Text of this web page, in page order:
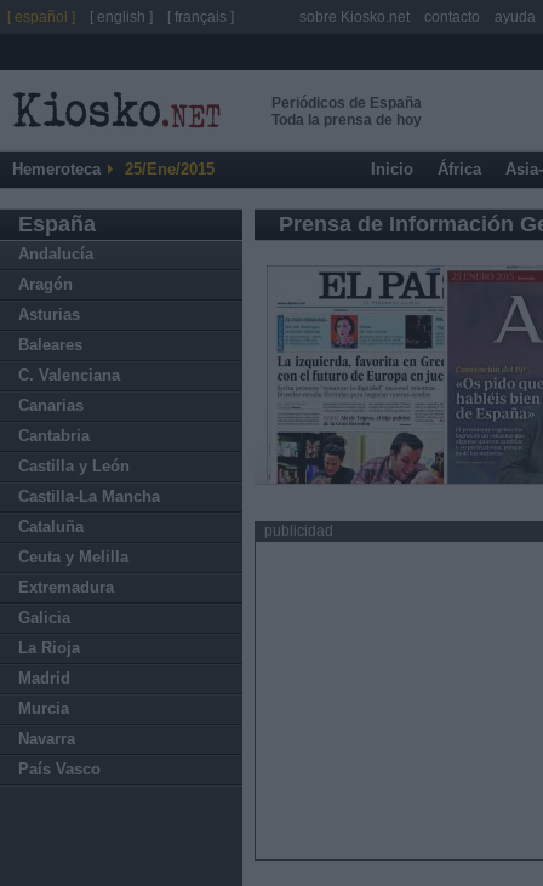
Periódicos de España
Toda la prensa de hoy
Hemeroteca 25/Ene/2015 Inicio África
España
Andalucía
Aragón
Asturias
Baleares
C. Valenciana
Canarias
Cantabria
Castilla y León
Castilla-La Mancha
Cataluña
Ceuta y Melilla
Extremadura
Galicia
La Rioja
Madrid
Murcia
Navarra
País Vasco
Prensa de Información
publicidad
[ español ] [ english ] [ français ] sobre Kiosko.net contacto ayuda